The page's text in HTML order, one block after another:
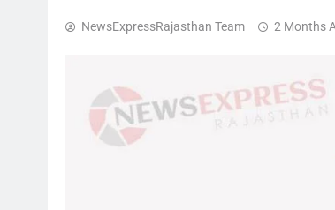
NewsExpressRajasthan Team 2 Months